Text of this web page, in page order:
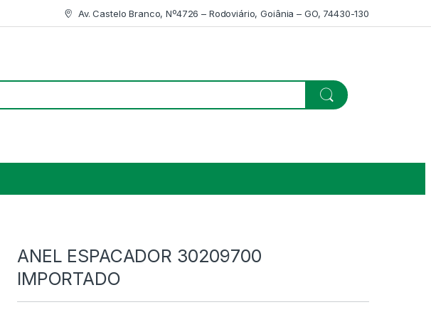
Av. Castelo Branco, Nº4726 – Rodoviário, Goiânia – GO, 74430-130
ANEL ESPACADOR 30209700
IMPORTADO